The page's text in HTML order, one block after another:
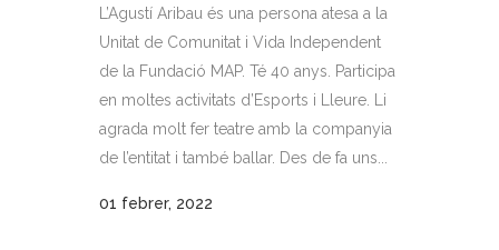
L’Agustí Aribau és una persona atesa a la
Unitat de Comunitat i Vida Independent
de la Fundació MAP. Té 40 anys. Participa
en moltes activitats d’Esports i Lleure. Li
agrada molt fer teatre amb la companyia
de l’entitat i també ballar. Des de fa uns...
01 febrer, 2022